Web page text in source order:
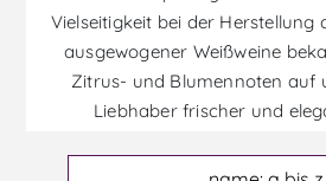
Vielseitigkeit bei der Herstellung
ausgewogener Weißweine
Zitrus- und Blumennoten auf
Liebhaber frischer und